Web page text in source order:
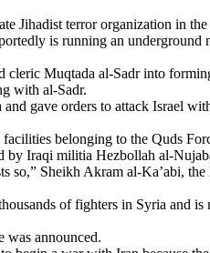
Jihadist terror organization in
is running an underground
cleric Muqtada al-Sadr into
with al-Sadr.
and gave orders to attack Israel
facilities belonging to the Quds
by Iraqi militia Hezbollah al-
so,” Sheikh Akram al-Ka’abi, the
offighters in Syria and is
was announced.